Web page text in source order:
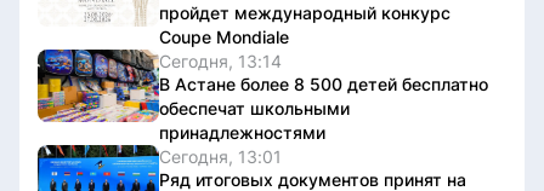
пройдет международный конкурс
Coupe Mondiale
Сегодня, 13:14
В Астане более 8 500 детей бесплатно
обеспечат школьными
принадлежностями
Сегодня, 13:01
Ряд итоговых документов принят на